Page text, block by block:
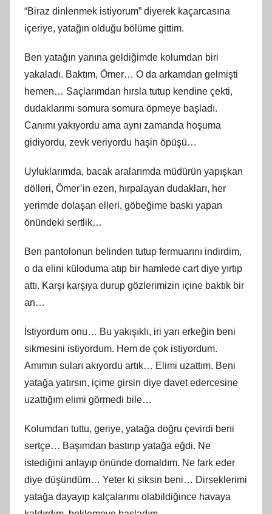
“Biraz dinlenmek istiyorum” diyerek kaçarcasına
içeriye, yatağın olduğu bölüme gittim.
Ben yatağın yanına geldiğimde kolumdan biri
yakaladı. Baktım, Ömer… O da arkamdan gelmişti
hemen… Saçlarımdan hırsla tutup kendine çekti,
dudaklarımı somura somura öpmeye başladı.
Canımı yakıyordu ama aynı zamanda hoşuma
gidiyordu, zevk veriyordu haşin öpüşü…
Uyluklarımda, bacak aralarımda müdürün yapışkan
dölleri, Ömer’in ezen, hırpalayan dudakları, her
yerimde dolaşan elleri, göbeğime baskı yapan
önündeki sertlik…
Ben pantolonun belinden tutup fermuarını indirdim,
o da elini küloduma atıp bir hamlede cart diye yırtıp
attı. Karşı karşıya durup gözlerimizin içine baktık bir
an…
İstiyordum onu… Bu yakışıklı, iri yarı erkeğin beni
sikmesini istiyordum. Hem de çok istiyordum.
Amımın suları akıyordu artık… Elimi uzattım. Beni
yatağa yatırsın, içime girsin diye davet edercesine
uzattığım elimi görmedi bile…
Kolumdan tuttu, geriye, yatağa doğru çevirdi beni
sertçe… Başımdan bastırıp yatağa eğdi. Ne
istediğini anlayıp önünde domaldım. Ne fark eder
diye düşündüm… Yeter ki siksin beni… Dirseklerimi
yatağa dayayıp kalçalarımı olabildiğince havaya